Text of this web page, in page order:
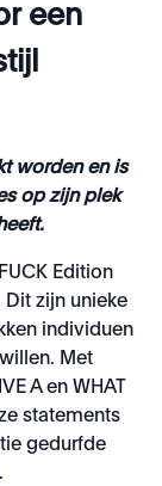
een
worden en is
op zijn plek
Edition
zijn unieke
individuen
Met
A en WHAT
statements
gedurfde